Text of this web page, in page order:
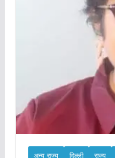
अन्य राज्य दिल्ली राज्य